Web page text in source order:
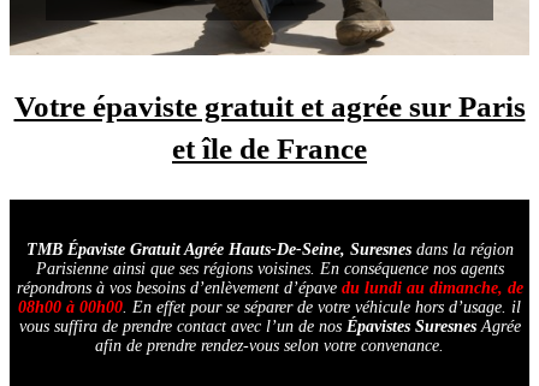
Votre épaviste gratuit et agrée sur Paris
et île de France
TMB Épaviste Gratuit AgréeHauts-De-Seine, Suresnes dans la région
Parisienne ainsi que ses régions voisines. En conséquence nos agents
répondrons à vos besoins d’enlèvement d’épave du lundi au dimanche, de
08h00 à 00h00. En effet pour se séparer de votre véhicule hors d’usage. il
vous suffira de prendre contact avec l’un de nos Épavistes SuresnesAgrée
afin de prendre rendez-vous selon votre convenance.